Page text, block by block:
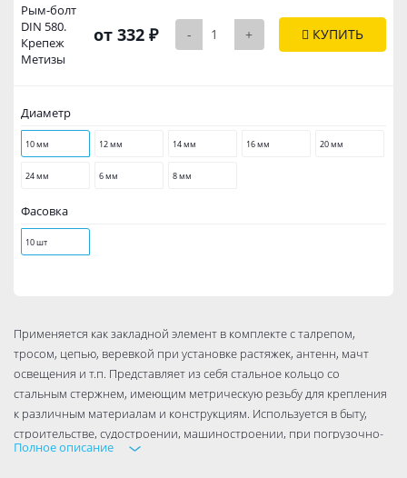
Рым-бoлт
DIN 580.
Крепеж
Метизы
от 332 ₽ - + КУПИТЬ
Диаметр
10 мм 12 мм 14 мм 16 мм 20 мм
24 мм 6 мм 8 мм
Фасовка
10 шт
Применяется как закладной элемент в комплекте с талрепом,
тросом, цепью, веревкой при установке растяжек, антенн, мачт
освещения и т.п. Представляет из себя стальное кольцо со
стальным стержнем, имеющим метрическую резьбу для крепления
к различным материалам и конструкциям. Используется в быту,
строительстве, судостроении, машиностроении, при погрузочно-
разгрузочных работах
Полное описание